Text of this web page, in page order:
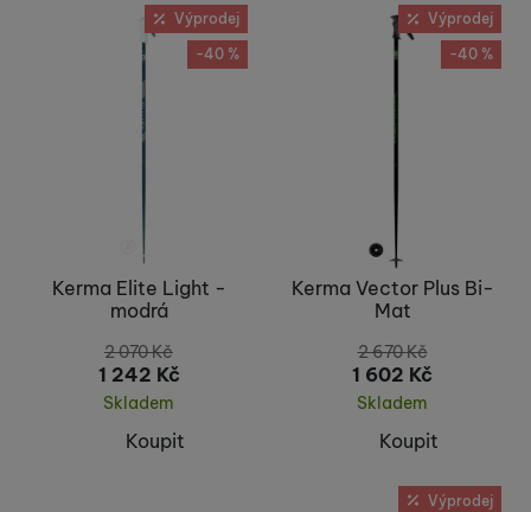
Výprodej
-40 %
Kerma Elite Light -
modrá
2 070Kč
1 242 Kč
Skladem
Koupit
Výprodej
-40 %
Kerma Vector Plus Bi-
Mat
2 670Kč
1 602 Kč
Skladem
Koupit
Výprodej